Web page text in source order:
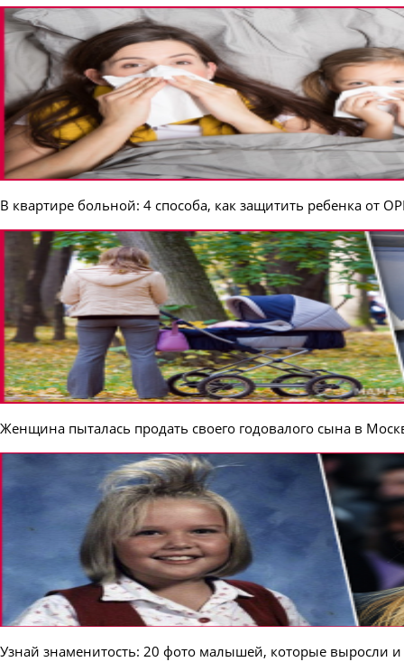
В квартире больной: 4 способа, как защитить ребенка от
Женщина пыталась продать своего годовалого сына в
Узнай знаменитость: 20 фото малышей, которые выросли